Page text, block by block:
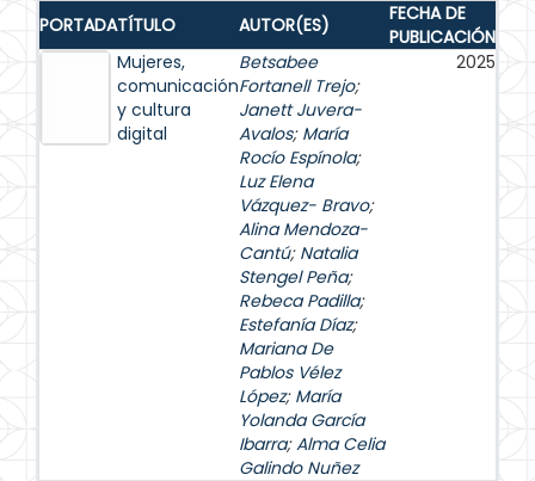
PORTADATÍTULO AUTOR(ES)
FECHA DE
PUBLICACIÓN
Mujeres,
comunicación
y cultura
digital
Betsabee
Fortanell Trejo;
Janett Juvera-
Avalos; María
Rocío Espínola;
Luz Elena
Vázquez- Bravo;
Alina Mendoza-
Cantú; Natalia
Stengel Peña;
Rebeca Padilla;
Estefanía Díaz;
Mariana De
Pablos Vélez
López; María
Yolanda García
Ibarra;Alma Celia
Galindo Nuñez
2025